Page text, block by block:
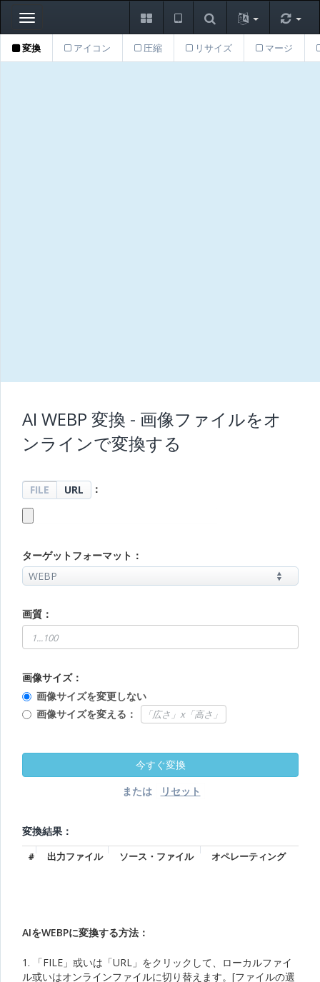
Toggle
navigation
変換 アイコン 圧縮 リサイズ マージ
AI WEBP 変換 - 画像ファイルをオ
ンラインで変換する
FILE URL ：
ターゲットフォーマット：
画質：
画像サイズ：
画像サイズを変更しない
画像サイズを変える：
または
変換結果：
# 出力ファイル ソース・ファイル オペレーティング
AIをWEBPに変換する方法：
1. 「FILE」或いは「URL」をクリックして、ローカルファイ
ル或いはオンラインファイルに切り替えます。[ファイルの選